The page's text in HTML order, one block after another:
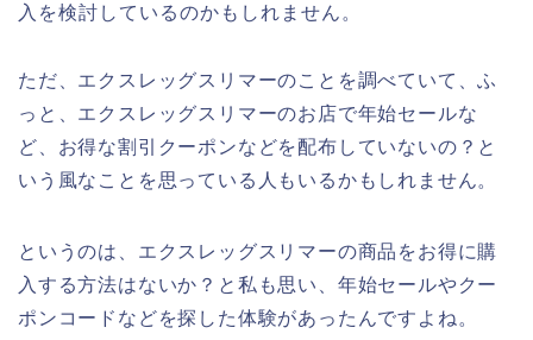
入を検討しているのかもしれません。
ただ、エクスレッグスリマーのことを調べていて、ふ
っと、エクスレッグスリマーのお店で年始セールな
ど、お得な割引クーポンなどを配布していないの？と
いう風なことを思っている人もいるかもしれません。
というのは、エクスレッグスリマーの商品をお得に購
入する方法はないか？と私も思い、年始セールやクー
ポンコードなどを探した体験があったんですよね。